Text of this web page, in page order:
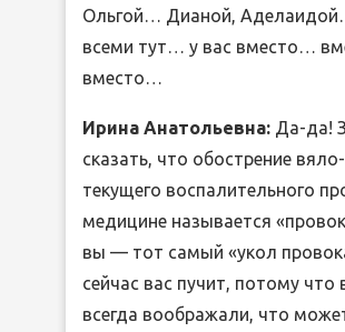
Ольгой… Дианой,
всеми тут… у вас вместо…
вместо…
Ирина Анатольевна: Да-да!
сказать, что обострение вяло-
текущего воспалительного
медицине называется
вы — тот самый «укол
сейчас вас пучит, потому что
всегда воображали, что